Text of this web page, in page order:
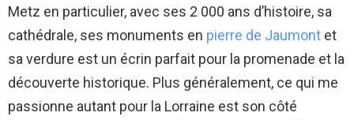
Metz en particulier, avec ses 2 000 ans d’histoire, sa
cathédrale, ses monuments en pierre de Jaumont et
sa verdure est un écrin parfait pour la promenade et la
découverte historique. Plus généralement, ce qui me
passionne autant pour la Lorraine est son côté